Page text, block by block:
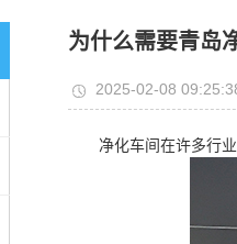
为什么需要青岛
2025-02-08
净化车间在许多行